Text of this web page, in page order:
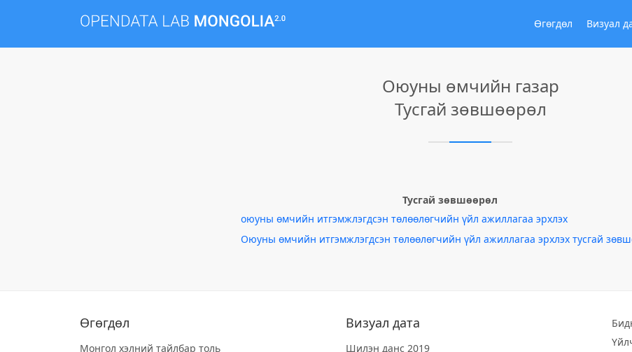
Өгөгдөл Визуал
Оюуны өмчийн газар
Тусгай зөвшөөрөл
Тусгай зөвшөөрөл
оюуны өмчийн итгэмжлэгдсэн төлөөлөгчийн үйл ажиллагаа эрхлэх
Оюуны өмчийн итгэмжлэгдсэн төлөөлөгчийн үйл ажиллагаа эрхлэх тусгай
Өгөгдөл
Монгол хэлний тайлбар толь
Визуал дата
Шилэн данс 2019